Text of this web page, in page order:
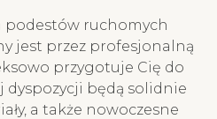
podestów ruchomych
jest przez profesjonalną
przygotuje Cię do
dyspozycji będą solidnie
a także nowoczesne